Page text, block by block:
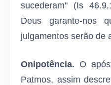
sucederam" (Is
Deus garante-nos
julgamentos serão de
Onipotência. O
Patmos, assim